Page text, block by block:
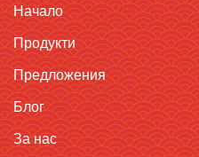
Начало
Продукти
Предложения
Блог
За нас